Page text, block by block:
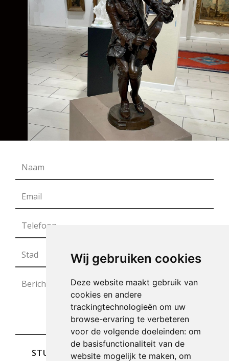
Wij gebruiken cookies
Deze website maakt gebruik van
cookies en andere
trackingtechnologieën om uw
browse-ervaring te verbeteren
voor de volgende doeleinden: om
de basisfunctionaliteit van de
website mogelijk te maken, om
STUREN